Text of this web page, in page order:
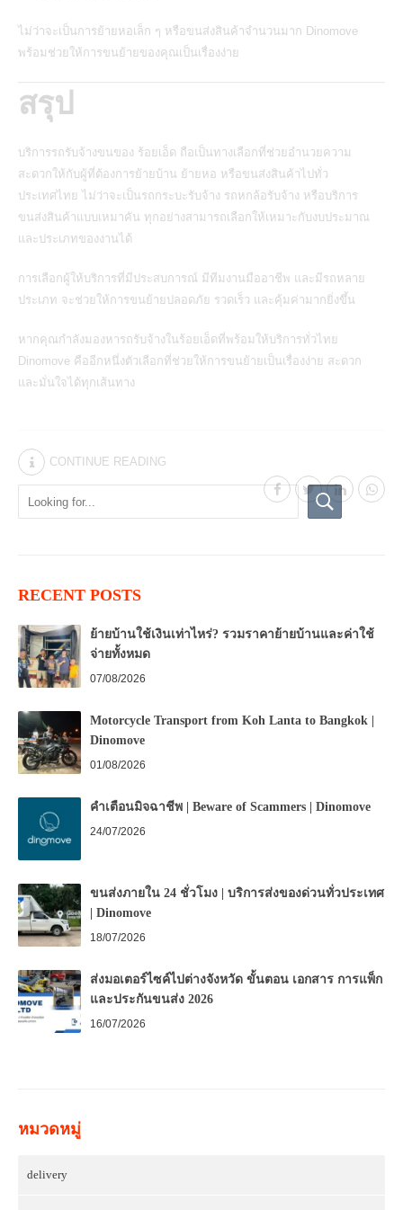
ไม่ว่าจะเป็นการย้ายหอเล็ก ๆ หรือขนส่งสินค้าจำนวนมาก Dinomove
พร้อมช่วยให้การขนย้ายของคุณเป็นเรื่องง่าย
สรุป
บริการรถรับจ้างขนของ ร้อยเอ็ด ถือเป็นทางเลือกที่ช่วยอำนวยความ
สะดวกให้กับผู้ที่ต้องการย้ายบ้าน ย้ายหอ หรือขนส่งสินค้าไปทั่ว
ประเทศไทย ไม่ว่าจะเป็นรถกระบะรับจ้าง รถหกล้อรับจ้าง หรือบริการ
ขนส่งสินค้าแบบเหมาคัน ทุกอย่างสามารถเลือกให้เหมาะกับงบประมาณ
และประเภทของงานได้
การเลือกผู้ให้บริการที่มีประสบการณ์ มีทีมงานมืออาชีพ และมีรถหลาย
ประเภท จะช่วยให้การขนย้ายปลอดภัย รวดเร็ว และคุ้มค่ามากยิ่งขึ้น
หากคุณกำลังมองหารถรับจ้างในร้อยเอ็ดที่พร้อมให้บริการทั่วไทย
Dinomove คืออีกหนึ่งตัวเลือกที่ช่วยให้การขนย้ายเป็นเรื่องง่าย สะดวก
และมั่นใจได้ทุกเส้นทาง
CONTINUE READING
RECENT POSTS
ย้ายบ้านใช้เงินเท่าไหร่? รวมราคาย้ายบ้านและค่าใช้
จ่ายทั้งหมด
07/08/2026
Motorcycle Transport from Koh Lanta to Bangkok |
Dinomove
01/08/2026
คำเตือนมิจฉาชีพ | Beware of Scammers | Dinomove
24/07/2026
ขนส่งภายใน 24 ชั่วโมง | บริการส่งของด่วนทั่วประเทศ
| Dinomove
18/07/2026
ส่งมอเตอร์ไซค์ไปต่างจังหวัด ขั้นตอน เอกสาร การแพ็ก
และประกันขนส่ง 2026
16/07/2026
หมวดหมู่
delivery